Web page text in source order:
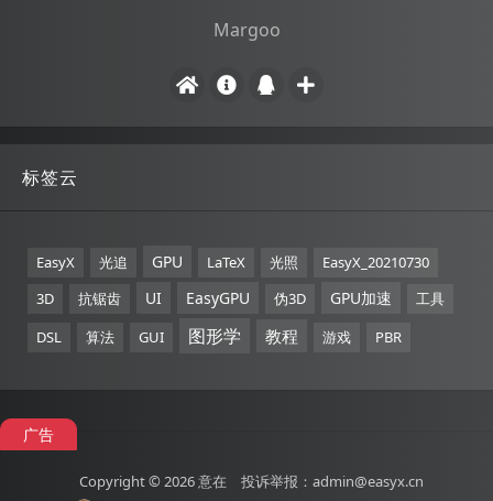
Margoo
标签云
EasyX 光追 GPU LaTeX 光照
EasyX_20210730
3D
抗锯齿 UI EasyGPU 伪3D GPU加速
工具
DSL
算法 GUI 图形学 教程 游戏 PBR
广告
Copyright © 2026意在 投诉举报：admin@easyx.cn